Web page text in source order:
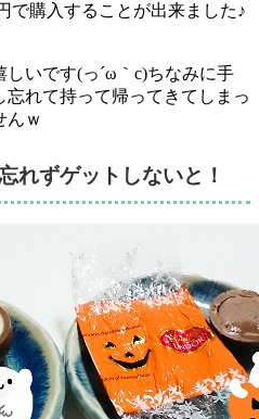
で購入することが出来ました♪
いです(っ´ω｀c)ちなみに手
れて持って帰ってきてしまっ
んｗ
れずゲットしないと！